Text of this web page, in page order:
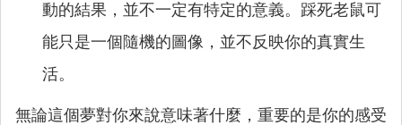
動的結果，並不一定有特定的意義。踩死老鼠可
能只是一個隨機的圖像，並不反映你的真實生
活。
無論這個夢對你來說意味著什麼，重要的是你的感受